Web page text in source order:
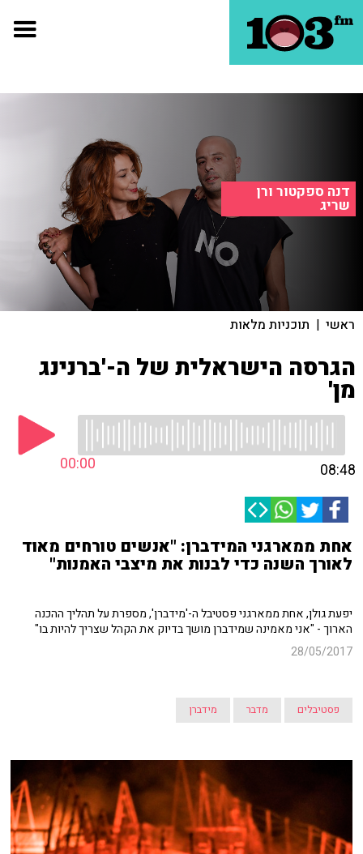
דנה ספקטור ורן
שריג
ראשי | תוכניות מלאות
הגרסה הישראלית של ה-'ברנינג
מן'
00:00 08:48
אחת ממארגני המידברן: "אנשים טורחים מאוד
לאורך השנה כדי לבנות את מיצבי האמנות"
יפעת גולן, אחת ממארגני פסטיבל ה-'מידברן', מספרת על תהליך ההכנה
הארוך - "אני מאמינה שמידברן מושך בדיוק את הקהל שצריך להיות בו"
28/05/2017
פסטיבלים מדבר מידברן